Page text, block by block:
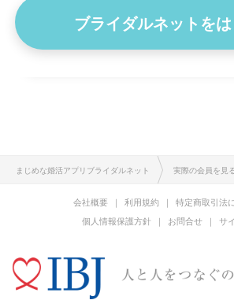
ブライダルネットを
まじめな婚活アプリブライダルネット 実際の会員を見
会社概要 利用規約
特定商取引法
個人情報保護方針
お問合せ サ